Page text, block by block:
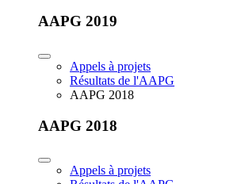
AAPG 2019
Appels à projets
Résultats de l'AAPG
AAPG 2018
AAPG 2018
Appels à projets